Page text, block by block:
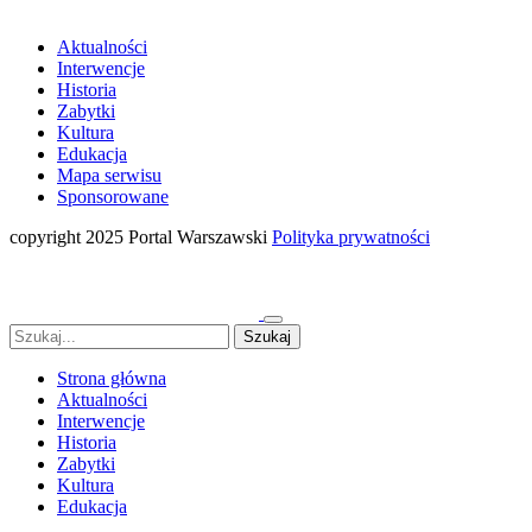
Aktualności
Interwencje
Historia
Zabytki
Kultura
Edukacja
Mapa serwisu
Sponsorowane
copyright 2025 Portal Warszawski Polityka prywatności
Strona główna
Aktualności
Interwencje
Historia
Zabytki
Kultura
Edukacja